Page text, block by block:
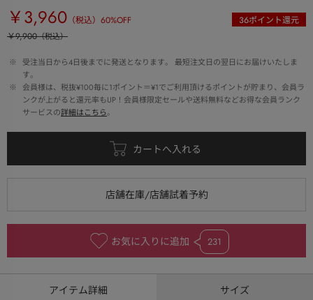
￥3,960 （税込） 60%OFF 36ポイント還元
￥9,900（税込）
※
受注当日から4日後までに発送となります。 最短注文日の翌日にお届けいたしま
す。
※
会員様は、税抜¥100毎に1ポイント＝¥1でご利用頂けるポイントが貯まり、会員ラ
ンクが上がると還元率もUP！会員様限定セールや送料無料などお得な会員ランク
サービスの詳細はこちら。
お気に入りに追加 231
アイテム詳細 サイズ